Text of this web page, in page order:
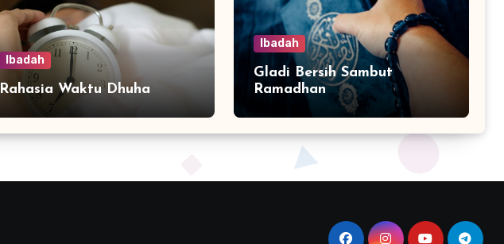
Ibadah
Rahasia Waktu Dhuha
Ibadah
Gladi Bersih Sambut
Ramadhan